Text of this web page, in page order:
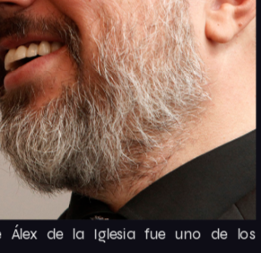
Álex de la Iglesia fue uno de los